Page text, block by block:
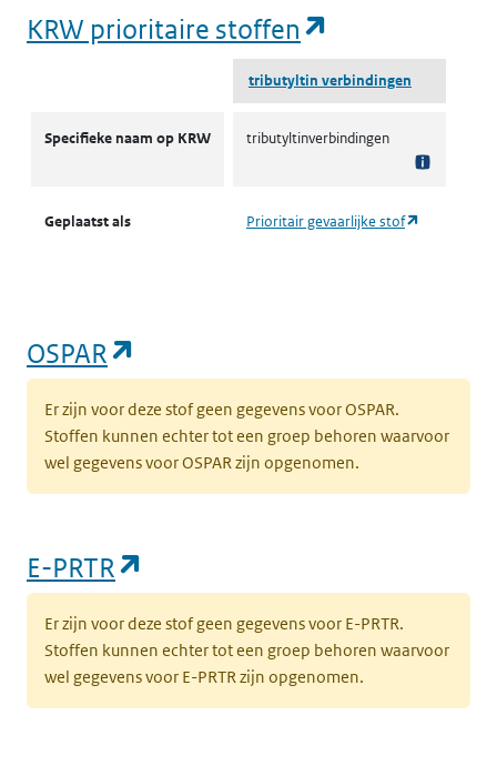
KRW prioritaire stoffen
tributyltin verbindingen
Specifieke naam op KRW tributyltinverbindingen
Geplaatst als Prioritair gevaarlijke stof
OSPAR
Er zijn voor deze stof geen gegevens voor OSPAR.
Stoffen kunnen echter tot een groep behoren waarvoor
wel gegevens voor OSPAR zijn opgenomen.
E-PRTR
Er zijn voor deze stof geen gegevens voor E-PRTR.
Stoffen kunnen echter tot een groep behoren waarvoor
wel gegevens voor E-PRTR zijn opgenomen.